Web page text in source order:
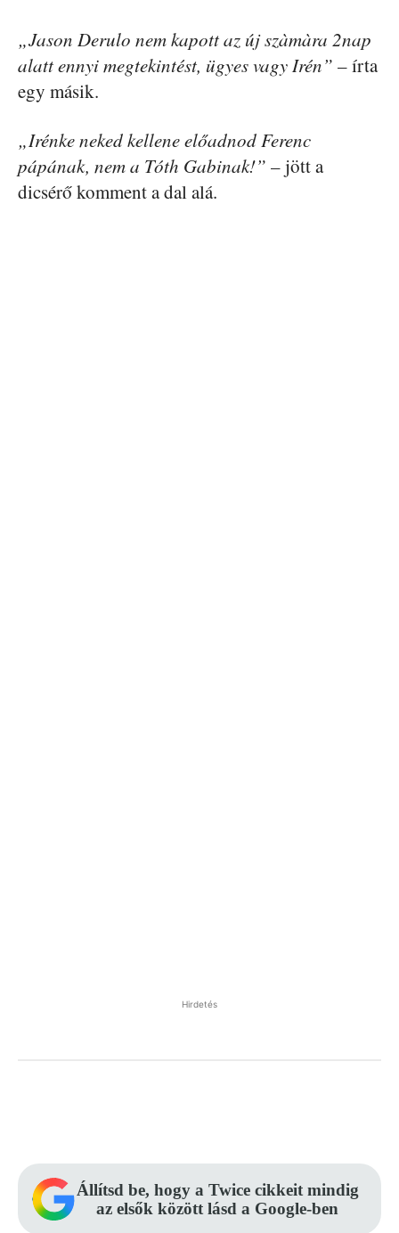
„Jason Derulo nem kapott az új szàmàra 2nap
alatt ennyi megtekintést, ügyes vagy Irén” – írta
egy másik.
„Irénke neked kellene előadnod Ferenc
pápának, nem a Tóth Gabinak!” – jött a
dicsérő komment a dal alá.
Hirdetés
Állítsd be, hogy a Twice cikkeit mindig
az elsők között lásd a Google-ben